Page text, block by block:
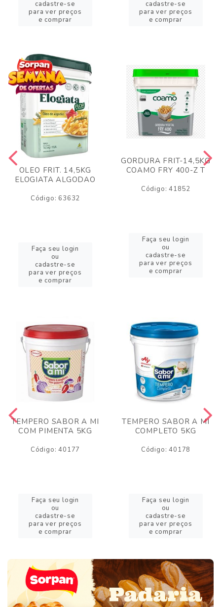
cadastre-se
para ver preços
e comprar
cadastre-se
para ver preços
e comprar
OLEO FRIT. 14,5KG
ELOGIATA ALGODAO
Código: 63632
Faça seu login
ou
cadastre-se
para ver preços
e comprar
GORDURA FRIT-14,5KG
COAMO FRY 400-Z T
Código: 41852
Faça seu login
ou
cadastre-se
para ver preços
e comprar
TEMPERO SABOR A MI
COM PIMENTA 5KG
Código: 40177
Faça seu login
ou
cadastre-se
para ver preços
e comprar
TEMPERO SABOR A MI
COMPLETO 5KG
Código: 40178
Faça seu login
ou
cadastre-se
para ver preços
e comprar